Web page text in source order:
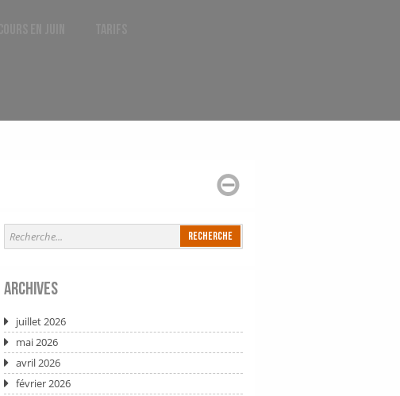
Archives
juillet 2026
mai 2026
avril 2026
février 2026